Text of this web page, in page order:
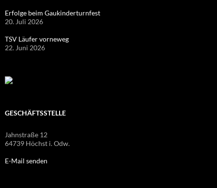
Erfolge beim Gaukinderturnfest
20. Juli 2026
TSV Läufer vorneweg
22. Juni 2026
GESCHÄFTSSTELLE
Jahnstraße 12
64739 Höchst i. Odw.
E-Mail senden